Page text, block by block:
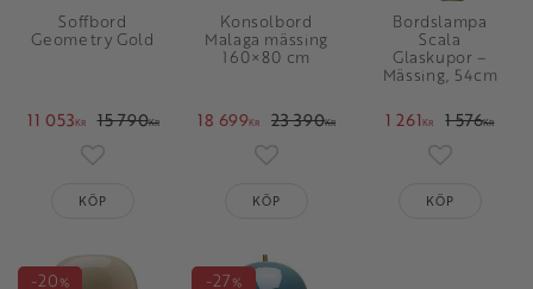
Soffbord
Geometry Gold
11 053KR 15 790KR
Lägg till i favoriter
KÖP
Konsolbord
Malaga mässing
160×80 cm
18 699KR 23 390KR
Lägg till i favoriter
KÖP
Bordslampa
Scala
Glaskupor –
Mässing, 54cm
1 261KR 1 576KR
Lägg till i
KÖP
20% 27%